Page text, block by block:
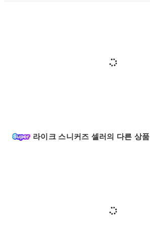
라이크 스니커즈 셀러의 다른 상품